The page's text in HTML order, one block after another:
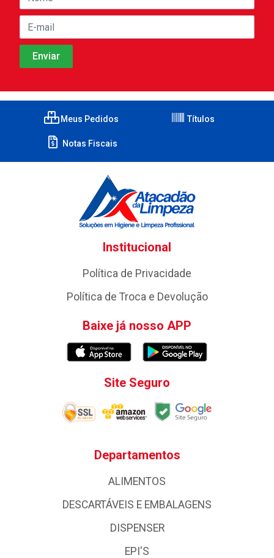
Meus Pedidos Títulos
Notas Fiscais
Institucional
Política de Privacidade
Política de Troca e Devolução
Baixe já nosso APP
Site Seguro
Departamentos
ALIMENTOS
DESCARTÁVEIS E EMBALAGENS
DISPENSER
EPI'S